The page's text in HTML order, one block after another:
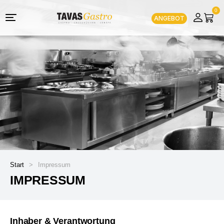
ANGEBOT
0
IMPRESSUM
Start > Impressum
Inhaber & Verantwortung